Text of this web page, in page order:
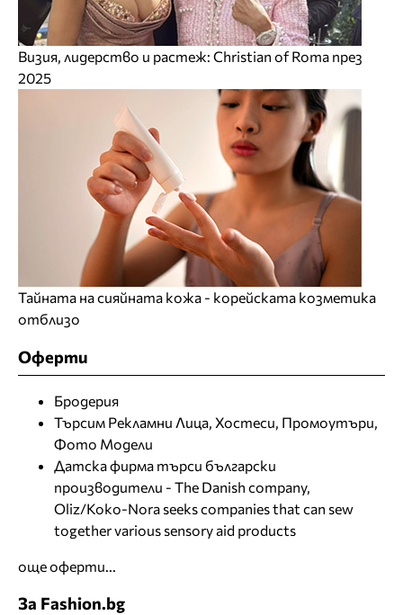
Визия, лидерство и растеж: Christian of Roma през
2025
Тайната на сияйната кожа - корейската козметика
отблизо
Оферти
Бродерия
Търсим Рекламни Лица, Хостеси, Промоутъри,
Фото Модели
Датска фирма търси български
производители - The Danish company,
Oliz/Koko-Nora seeks companies that can sew
together various sensory aid products
още оферти...
За Fashion.bg